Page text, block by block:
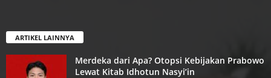
ARTIKEL LAINNYA
Merdeka dari Apa? Otopsi Kebijakan Prabowo
Lewat Kitab Idhotun Nasyi’in